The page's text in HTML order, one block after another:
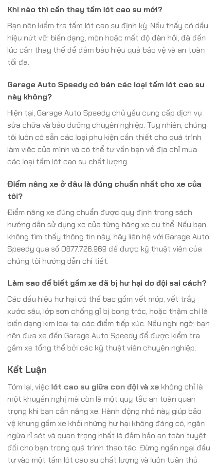
Khi nào thì cần thay tấm lót cao su mới?
Bạn nên kiểm tra tấm lót cao su định kỳ. Nếu thấy có dấu
hiệu nứt vỡ, biến dạng, mòn hoặc mất độ đàn hồi, đã đến
lúc cần thay thế để đảm bảo hiệu quả bảo vệ và an toàn
tối đa.
Garage Auto Speedy có bán các loại tấm lót cao su
này không?
Hiện tại, Garage Auto Speedy chủ yếu cung cấp dịch vụ
sửa chữa và bảo dưỡng chuyên nghiệp. Tuy nhiên, chúng
tôi luôn có sẵn các loại phụ kiện cần thiết cho quá trình
làm việc của mình và có thể tư vấn bạn về địa chỉ mua
các loại tấm lót cao su chất lượng.
Điểm nâng xe ở đâu là đúng chuẩn nhất cho xe của
tôi?
Điểm nâng xe đúng chuẩn được quy định trong sách
hướng dẫn sử dụng xe của từng hãng xe cụ thể. Nếu bạn
không tìm thấy thông tin này, hãy liên hệ với Garage Auto
Speedy qua số 0877.726.969 để được kỹ thuật viên của
chúng tôi hướng dẫn chi tiết.
Làm sao để biết gầm xe đã bị hư hại do đội sai cách?
Các dấu hiệu hư hại có thể bao gồm vết móp, vết trầy
xước sâu, lớp sơn chống gỉ bị bong tróc, hoặc thậm chí là
biến dạng kim loại tại các điểm tiếp xúc. Nếu nghi ngờ, bạn
nên đưa xe đến Garage Auto Speedy để được kiểm tra
gầm xe tổng thể bởi các kỹ thuật viên chuyên nghiệp.
Kết Luận
Tóm lại, việc lót cao su giữa con đội và xe không chỉ là
một khuyến nghị mà còn là một quy tắc an toàn quan
trọng khi bạn cần nâng xe. Hành động nhỏ này giúp bảo
vệ khung gầm xe khỏi những hư hại không đáng có, ngăn
ngừa rỉ sét và quan trọng nhất là đảm bảo an toàn tuyệt
đối cho bạn trong quá trình thao tác. Đừng ngần ngại đầu
tư vào một tấm lót cao su chất lượng và luôn tuân thủ